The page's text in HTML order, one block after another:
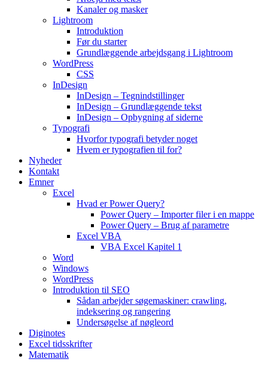
Kanaler og masker
Lightroom
Introduktion
Før du starter
Grundlæggende arbejdsgang i Lightroom
WordPress
CSS
InDesign
InDesign – Tegnindstillinger
InDesign – Grundlæggende tekst
InDesign – Opbygning af siderne
Typografi
Hvorfor typografi betyder noget
Hvem er typografien til for?
Nyheder
Kontakt
Emner
Excel
Hvad er Power Query?
Power Query – Importer filer i en mappe
Power Query – Brug af parametre
Excel VBA
VBA Excel Kapitel 1
Word
Windows
WordPress
Introduktion til SEO
Sådan arbejder søgemaskiner: crawling,
indeksering og rangering
Undersøgelse af nøgleord
Diginotes
Excel tidsskrifter
Matematik